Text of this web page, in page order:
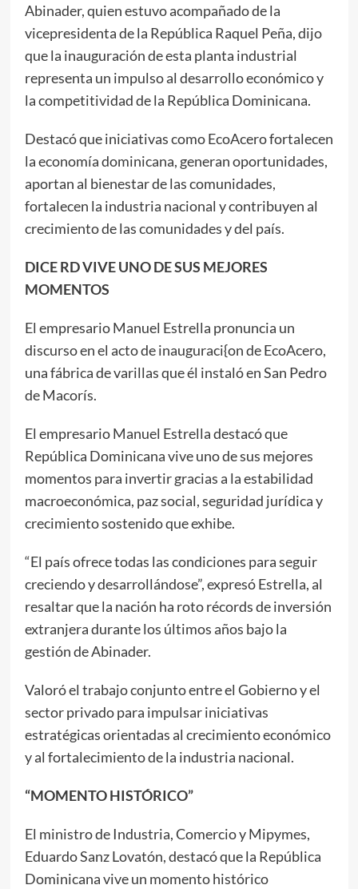
Abinader, quien estuvo acompañado de la
vicepresidenta de la República Raquel Peña, dijo
que la inauguración de esta planta industrial
representa un impulso al desarrollo económico y
la competitividad de la República Dominicana.
Destacó que iniciativas como EcoAcero fortalecen
la economía dominicana, generan oportunidades,
aportan al bienestar de las comunidades,
fortalecen la industria nacional y contribuyen al
crecimiento de las comunidades y del país.
DICE RD VIVE UNO DE SUS MEJORES
MOMENTOS
El empresario Manuel Estrella pronuncia un
discurso en el acto de inauguraci{on de EcoAcero,
una fábrica de varillas que él instaló en San Pedro
de Macorís.
El empresario Manuel Estrella destacó que
República Dominicana vive uno de sus mejores
momentos para invertir gracias a la estabilidad
macroeconómica, paz social, seguridad jurídica y
crecimiento sostenido que exhibe.
“El país ofrece todas las condiciones para seguir
creciendo y desarrollándose”, expresó Estrella, al
resaltar que la nación ha roto récords de inversión
extranjera durante los últimos años bajo la
gestión de Abinader.
Valoró el trabajo conjunto entre el Gobierno y el
sector privado para impulsar iniciativas
estratégicas orientadas al crecimiento económico
y al fortalecimiento de la industria nacional.
“MOMENTO HISTÓRICO”
El ministro de Industria, Comercio y Mipymes,
Eduardo Sanz Lovatón, destacó que la República
Dominicana vive un momento histórico